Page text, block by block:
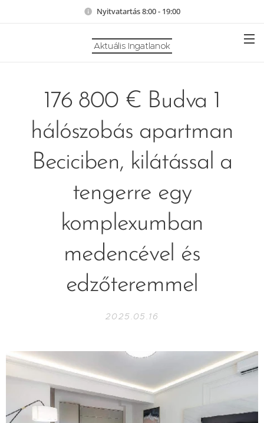
Nyitvatartás 8:00 - 19:00
Aktuális Ingatlanok
176 800 € Budva 1
hálószobás apartman
Beciciben, kilátással a
tengerre egy
komplexumban
medencével és
edzőteremmel
2025.05.16